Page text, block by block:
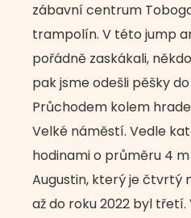
zábavní centrum
trampolín. V této jump
pořádně zaskákali,
pak jsme odešli pěšky
Průchodem kolem
Velké náměstí. Vedle
hodinami o průměru 4
Augustin, který je čtvrtý
až do roku 2022 byl